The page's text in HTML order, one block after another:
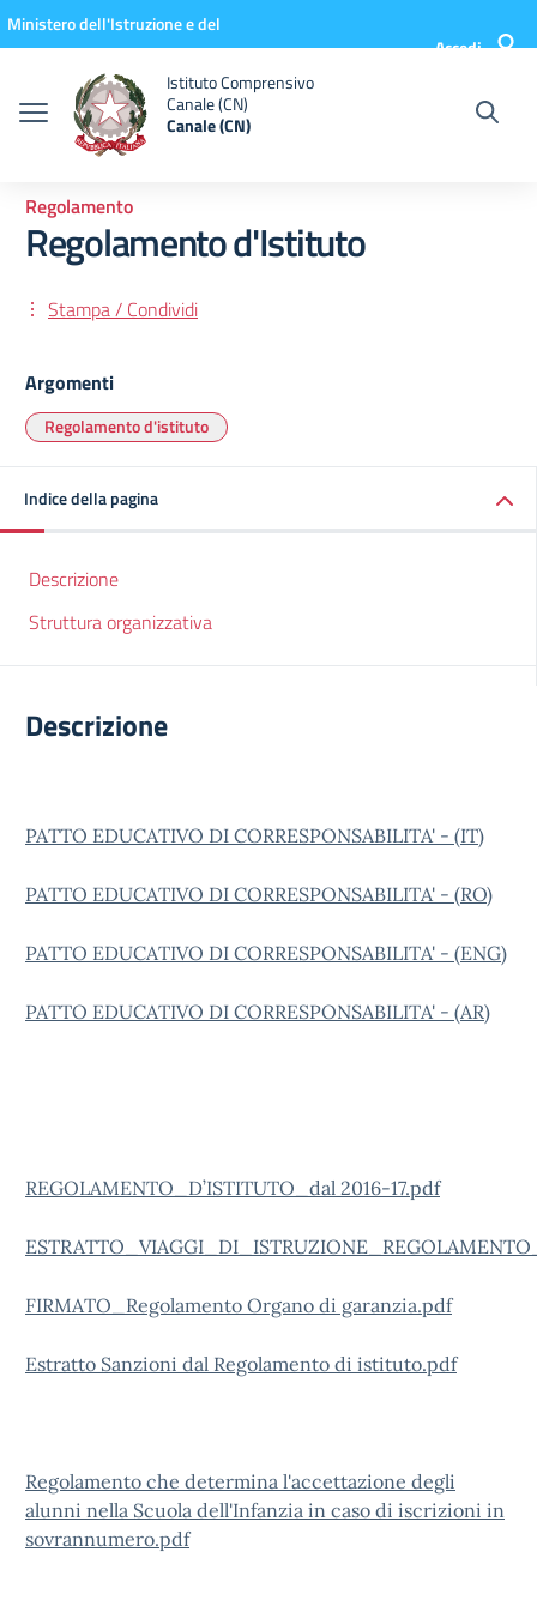
Vai ai contenuti
Vai al menu di navigazione
Vai al footer
Ministero dell'Istruzione e del
Accedi
Istituto Comprensivo
Canale (CN)
Canale (CN)
Regolamento
Regolamento d'Istituto
Stampa / Condividi
Argomenti
Regolamento d'istituto
Indice della pagina
Descrizione
Struttura organizzativa
Descrizione
PATTO EDUCATIVO DI CORRESPONSABILITA' - (IT)
PATTO EDUCATIVO DI CORRESPONSABILITA' - (RO)
PATTO EDUCATIVO DI CORRESPONSABILITA' - (ENG)
PATTO EDUCATIVO DI CORRESPONSABILITA' - (AR)
REGOLAMENTO_D’ISTITUTO_dal 2016-17.pdf
FIRMATO_Regolamento Organo di garanzia.pdf
Estratto Sanzioni dal Regolamento di istituto.pdf
Regolamento che determina l'accettazione degli
alunni nella Scuola dell'Infanzia in caso di iscrizioni in
sovrannumero.pdf